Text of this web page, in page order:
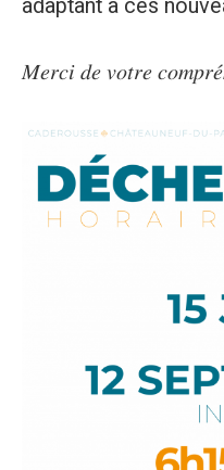
adaptant à ces
𝑀𝑒𝑟𝑐𝑖 𝑑𝑒 𝑣𝑜𝑡𝑟𝑒